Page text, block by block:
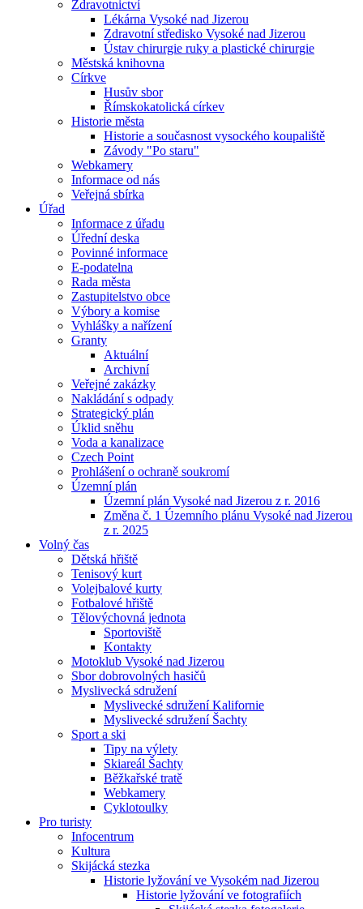
Zdravotnictví
Lékárna Vysoké nad Jizerou
Zdravotní středisko Vysoké nad Jizerou
Ústav chirurgie ruky a plastické chirurgie
Městská knihovna
Církve
Husův sbor
Římskokatolická církev
Historie města
Historie a současnost vysockého koupaliště
Závody "Po staru"
Webkamery
Informace od nás
Veřejná sbírka
Úřad
Informace z úřadu
Úřední deska
Povinné informace
E-podatelna
Rada města
Zastupitelstvo obce
Výbory a komise
Vyhlášky a nařízení
Granty
Aktuální
Archivní
Veřejné zakázky
Nakládání s odpady
Strategický plán
Úklid sněhu
Voda a kanalizace
Czech Point
Prohlášení o ochraně soukromí
Územní plán
Územní plán Vysoké nad Jizerou z r. 2016
Změna č. 1 Územního plánu Vysoké nad Jizerou
z r. 2025
Volný čas
Dětská hřiště
Tenisový kurt
Volejbalové kurty
Fotbalové hřiště
Tělovýchovná jednota
Sportoviště
Kontakty
Motoklub Vysoké nad Jizerou
Sbor dobrovolných hasičů
Myslivecká sdružení
Myslivecké sdružení Kalifornie
Myslivecké sdružení Šachty
Sport a ski
Tipy na výlety
Skiareál Šachty
Běžkařské tratě
Webkamery
Cyklotoulky
Pro turisty
Infocentrum
Kultura
Skijácká stezka
Historie lyžování ve Vysokém nad Jizerou
Historie lyžování ve fotografiích